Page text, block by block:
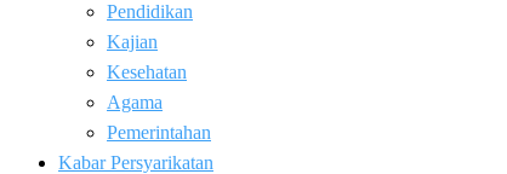
Pendidikan
Kajian
Kesehatan
Agama
Pemerintahan
Kabar Persyarikatan